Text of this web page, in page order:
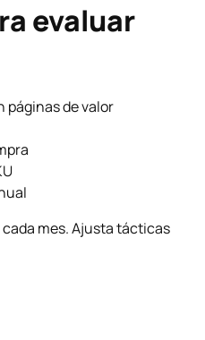
evaluar
páginas de valor
mes. Ajusta tácticas